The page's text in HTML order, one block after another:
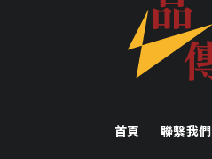
首頁 聯繫我們